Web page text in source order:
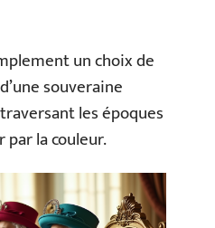
un choix de
souveraine
les époques
par la couleur.